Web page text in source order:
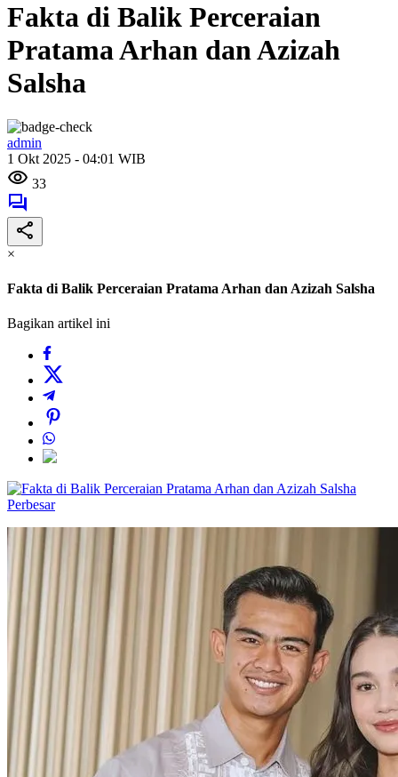
Fakta di Balik Perceraian
Pratama Arhan dan Azizah
Salsha
admin
1 Okt 2025 - 04:01 WIB
33
×
Fakta di Balik Perceraian Pratama Arhan dan Azizah Salsha
Bagikan artikel ini
Perbesar